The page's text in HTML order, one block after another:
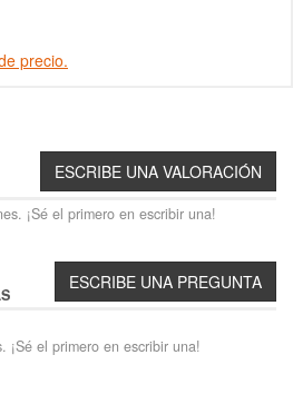
precio.
¡Sé el primero en escribir una!
¡Sé el primero en escribir una!